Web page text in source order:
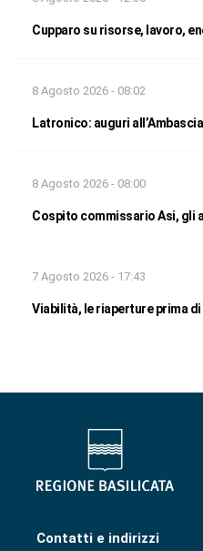
Cupparo su risorse, lavoro,
8 Agosto 2026 - 08:02
Latronico: auguri
8 Agosto 2026 - 08:00
Cospito commissario Asi, gli
7 Agosto 2026 - 17:43
Viabilità, le riaperture prima
Contatti e indirizzi